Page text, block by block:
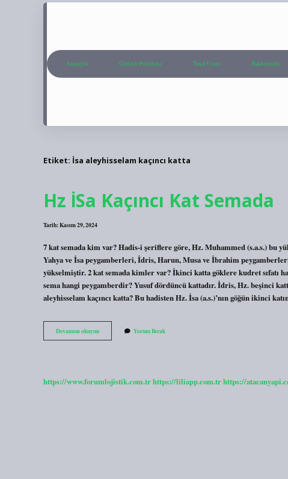
Anasayfa Gizlilik Politikası Yasal Uyarı Hakkımızda
Etiket: İsa aleyhisselam kaçıncı katta
Hz İSa Kaçıncı Kat Semada
Tarih: Kasım 29, 2024
7 kat semada kim var? Hadis-i şeriflere göre, Hz. Muhammed (s.a.s.) bu
Yahya ve İsa peygamberleri, İdris, Harun, Musa ve İbrahim
yükselmiştir. 2 kat semada kimler var? İkinci katta göklere kudret sıfatı
sema hangi peygamberdir? Yusuf dördüncü kattadır. İdris, Hz. beşinci
aleyhisselam kaçıncı katta? Bu hadisten Hz. İsa (a.s.)’nın göğün ikinci
Devamını okuyunHz
İSa
Yorum Bırak
https://www.forumlojistik.com.trhttps://liliapp.com.trhttps://